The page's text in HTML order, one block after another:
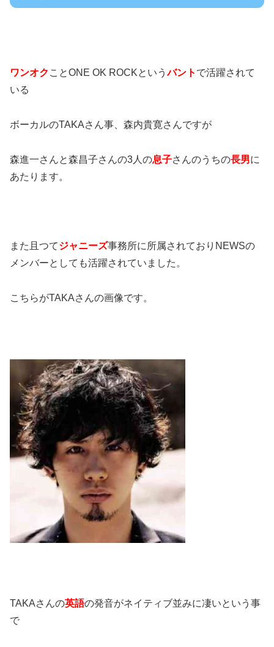
ワンオク ことONE OK ROCKというバント で活躍されて
いる
ボーカルのTAKAさん事、森内貴寛さんですが
森進一さんと森昌子さんの3人の息子さんのうちの長男に
あたります。
また且つてジャニーズ事務所に所属されておりNEWSの
メンバーとしても活躍されていました。
こちらがTAKAさんの画像です。
TAKAさんの英語の発音がネイティブ並みに凄いという事
で